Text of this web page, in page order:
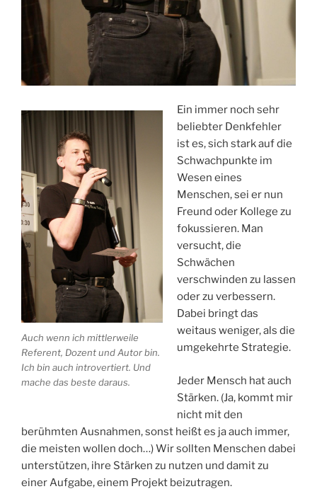
Auch wenn ich mittlerweile
Referent, Dozent und Autor bin.
Ich bin auch introvertiert. Und
mache das beste daraus.
Ein immer noch sehr
beliebter Denkfehler
ist es, sich stark auf die
Schwachpunkte im
Wesen eines
Menschen, sei er nun
Freund oder Kollege zu
fokussieren. Man
versucht, die
Schwächen
verschwinden zu lassen
oder zu verbessern.
Dabei bringt das
weitaus weniger, als die
umgekehrte Strategie.
Jeder Mensch hat auch
Stärken. (Ja, kommt mir
nicht mit den
berühmten Ausnahmen, sonst heißt es ja auch immer,
die meisten wollen doch…) Wir sollten Menschen dabei
unterstützen, ihre Stärken zu nutzen und damit zu
einer Aufgabe, einem Projekt beizutragen.